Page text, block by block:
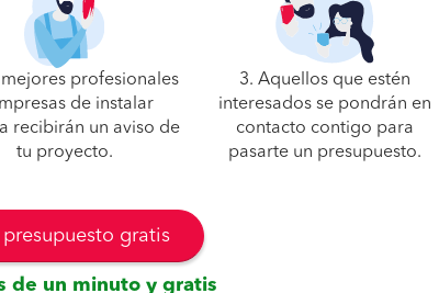
mejores profesionales
de instalar
recibirán un aviso de
tu proyecto.
3. Aquellos que estén
interesados se pondrán en
contacto contigo para
pasarte un presupuesto.
presupuesto gratis
de un minuto y gratis